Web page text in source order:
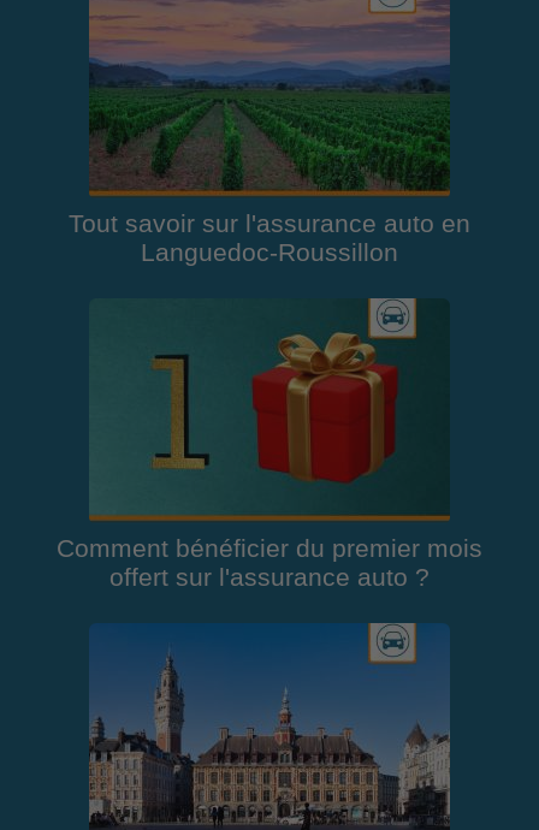
Tout savoir sur l'assurance auto en
Languedoc-Roussillon
Comment bénéficier du premier mois
offert sur l'assurance auto ?